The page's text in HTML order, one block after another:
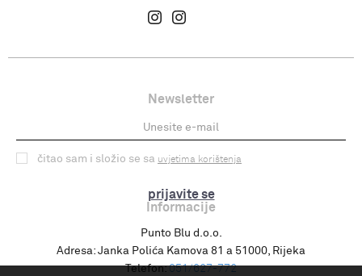
Newsletter
prijavite se
čitao sam i složio se sa uvjetima korištenja
Informacije
Punto Blu d.o.o.
Adresa: Janka Polića Kamova 81 a 51000, Rijeka
Telefon: 051/627-772